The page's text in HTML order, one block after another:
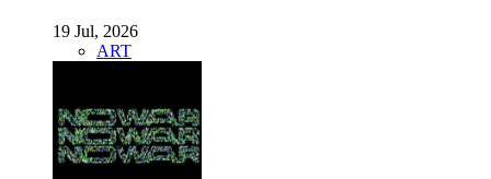
19 Jul, 2026
ART